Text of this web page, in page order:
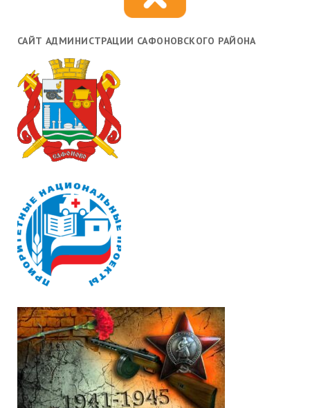
САЙТ АДМИНИСТРАЦИИ САФОНОВСКОГО РАЙОНА